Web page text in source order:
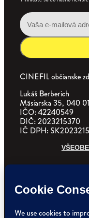
CINEFIL občianske
Lukáš Berberich
Mäsiarska 35, 040
IČO: 42240549
DIČ: 2023215370
IČ DPH: